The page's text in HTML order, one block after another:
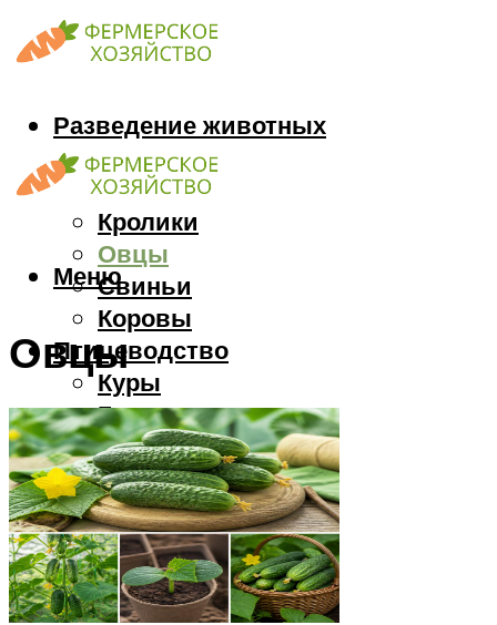
Разведение животных
Козы
Кони
Кролики
Овцы
Свиньи
Коровы
Птицеводство
Куры
Гуси
Индюки
Перепела
Утки
Техника
Комбайны
Тракторы
Меню
Овцы